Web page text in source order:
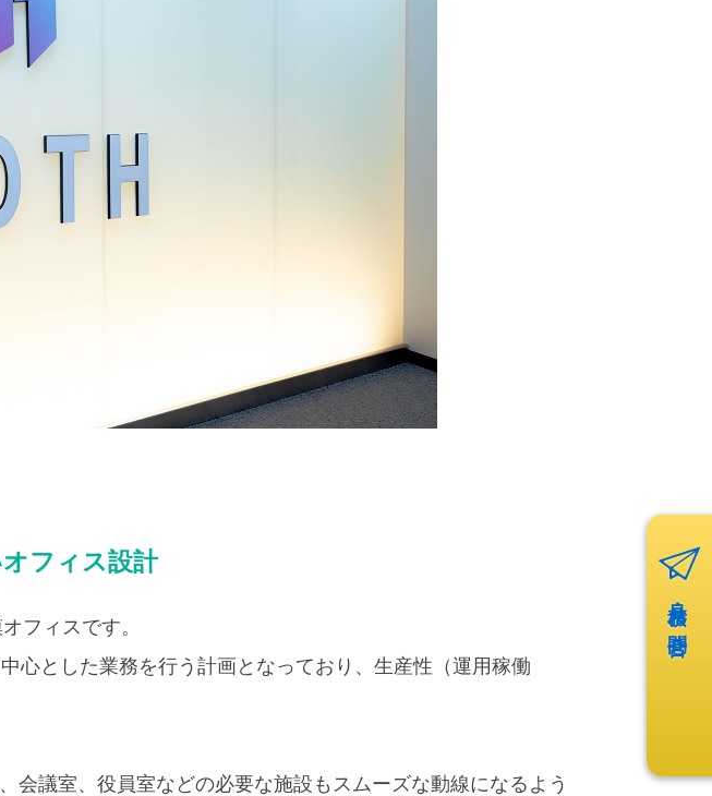
見積・お問合せ
フィス設計
フィスです。
心とした業務を行う計画となっており、生産性（運用稼働
議室、役員室などの必要な施設もスムーズな動線になるよう